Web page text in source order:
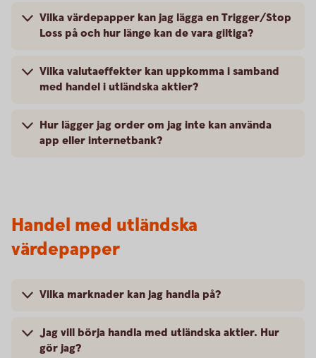
Vilka värdepapper kan jag lägga en Trigger/Stop
Loss på och hur länge kan de vara giltiga?
Vilka valutaeffekter kan uppkomma i samband
med handel i utländska aktier?
Hur lägger jag order om jag inte kan använda
app eller internetbank?
Handel med utländska
värdepapper
Vilka marknader kan jag handla på?
Jag vill börja handla med utländska aktier. Hur
gör jag?